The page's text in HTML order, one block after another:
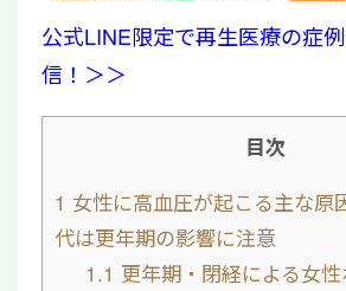
公式LINE限定で再生医療の症
信！＞＞
目次
1 女性に高血圧が起こる主な原
代は更年期の影響に注意
1.1 更年期・閉経による女